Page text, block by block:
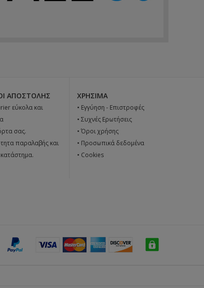
ΑΠΟΣΤΟΛΉΣ
εύκολα και
σας.
παραλαβής και
ΧΡΉΣΙΜΑ
• Εγγύηση - Επιστροφές
• Συχνές Ερωτήσεις
• Όροι χρήσης
• Προσωπικά δεδομένα
• Cookies